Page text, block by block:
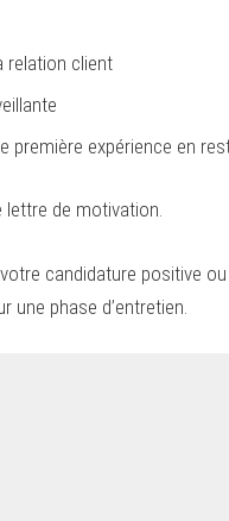
relation client
expérience en
lettre de motivation.
candidature positive
phase d’entretien.